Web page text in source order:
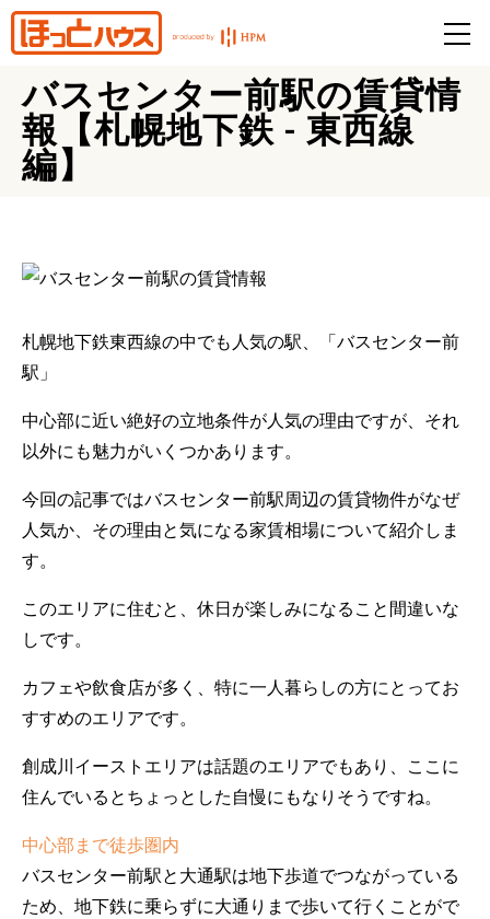
バスセンター前駅の賃貸情
報【札幌地下鉄 - 東西線
編】
札幌地下鉄東西線の中でも人気の駅、「バスセンター前
駅」
中心部に近い絶好の立地条件が人気の理由ですが、それ
以外にも魅力がいくつかあります。
今回の記事ではバスセンター前駅周辺の賃貸物件がなぜ
人気か、その理由と気になる家賃相場について紹介しま
す。
このエリアに住むと、休日が楽しみになること間違いな
しです。
カフェや飲食店が多く、特に一人暮らしの方にとってお
すすめのエリアです。
創成川イーストエリアは話題のエリアでもあり、ここに
住んでいるとちょっとした自慢にもなりそうですね。
中心部まで徒歩圏内
バスセンター前駅と大通駅は地下歩道でつながっている
ため、地下鉄に乗らずに大通りまで歩いて行くことがで